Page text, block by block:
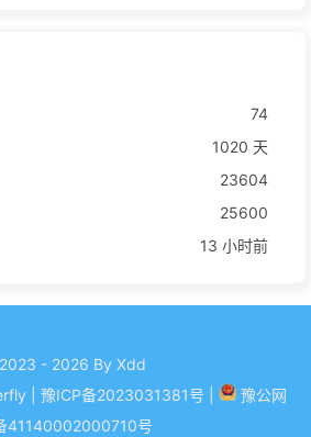
74
1020 天
23604
25600
13 小时前
- 2026 By Xdd
| 豫ICP备2023031381号
豫公网
41140002000710号